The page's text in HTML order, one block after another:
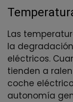
Las
la
eléctricos.
tienden a
coche
autonomía